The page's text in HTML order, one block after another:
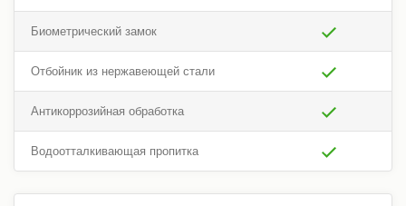
Биометрический замок
Отбойник из нержавеющей стали
Антикоррозийная обработка
Водоотталкивающая пропитка